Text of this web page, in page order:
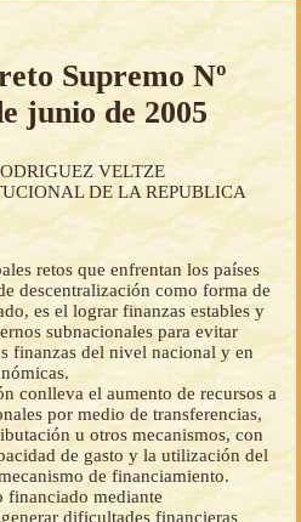
Supremo Nº
junio de 2005
VELTZE
DE LA REPUBLICA
retos que enfrentan los países
descentralización como forma de
es el lograr finanzas estables y
subnacionales para evitar
finanzas del nivel nacional y en
conlleva el aumento de recursos a
por medio de transferencias,
u otros mecanismos, con
de gasto y la utilización del
de financiamiento.
financiado mediante
dificultades financieras